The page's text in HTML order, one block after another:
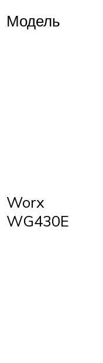
Модель
Worx
WG430E